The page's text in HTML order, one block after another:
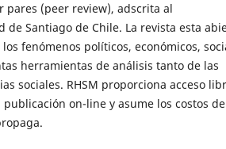
pares (peer review), adscrita al
Santiago de Chile. La revista esta
fenómenos políticos, económicos,
herramientas de análisis tanto de las
sociales. RHSM proporciona acceso
on-line y asume los costos de